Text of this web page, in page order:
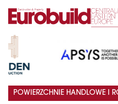
POWIERZCHNIE HANDLOWE I